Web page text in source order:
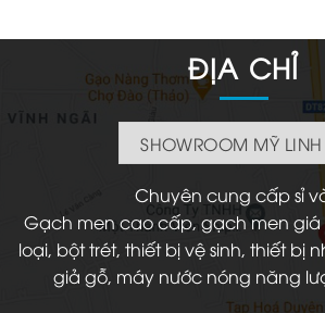
ĐỊA CHỈ
SHOWROOM MỸ LINH
Chuyên cung cấp sỉ
Gạch men cao cấp, gạch men giá
loại, bột trét, thiết bị vệ sinh, thiết bị
giả gỗ, máy nước nóng năng